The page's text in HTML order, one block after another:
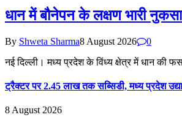
धान में बौनेपन के लक्षण भारी
By Shweta Sharma8 August 2026
0
नई दिल्ली। मध्य प्रदेश के विंध्य क्षेत्र में धान की
ट्रैक्टर पर 2.45 लाख तक सब्सिडी, मध्य प्रदेश
8 August 2026